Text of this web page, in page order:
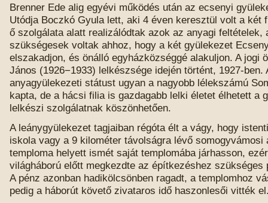
Brenner Ede alig egyévi működés után az ecsenyi
Utódja Boczkó Gyula lett, aki 4 éven keresztül volt a két
ő szolgálata alatt realizálódtak azok az anyagi feltételek,
szükségesek voltak ahhoz, hogy a két gyülekezet
elszakadjon, és önálló egyházközséggé alakuljon. A jogi
János (1926−1933) lelkészsége idején történt, 1927-ben.
anyagyülekezeti státust ugyan a nagyobb lélekszámú
kapta, de a hácsi filia is gazdagabb lelki életet élhetett a
lelkészi szolgálatnak köszönhetően.
A leánygyülekezet tagjaiban régóta élt a vágy, hogy
iskola vagy a 9 kilométer távolságra lévő somogyvámosi
temploma helyett ismét saját templomába járhasson,
világháború előtt megkezdte az építkezéshez szükséges
A pénz azonban hadikölcsönben ragadt, a templomhoz
pedig a háborút követő zivataros idő haszonlesői vitték